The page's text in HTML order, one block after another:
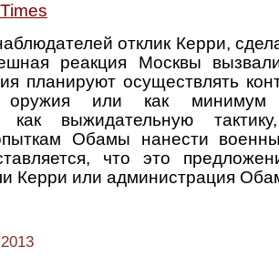
отклик Керри,
реакция Москвы
планируют осуществлять
оружия или как минимум
как выжидательную
Обамы нанести
что это
Керри или администрация